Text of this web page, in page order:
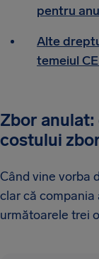
pentru
Alte
temeiul
Zbor anulat:
costului
Când vine vorba
clar că
următoarele trei